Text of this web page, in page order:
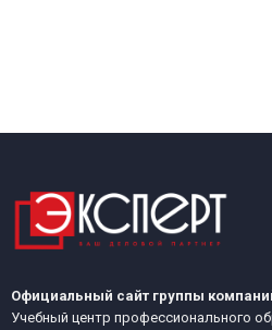
Официальный сайт группы
Учебный центр профессионального